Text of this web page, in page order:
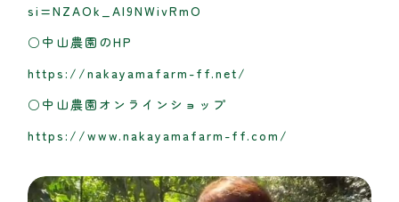
si=NZAOk_Al9NWivRmO
○中山農園のHP
https://nakayamafarm-ff.net/
○中山農園オンラインショップ
https://www.nakayamafarm-ff.com/